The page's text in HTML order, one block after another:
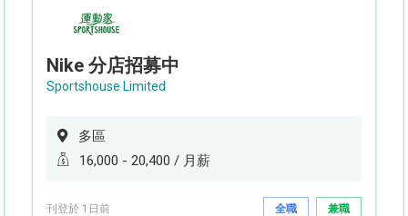
Nike 分店招募中
Sportshouse Limited
多區
16,000 - 20,400 / 月薪
刊登於 1日前 全職 兼職